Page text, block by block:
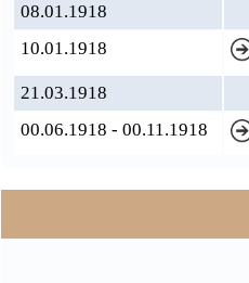
08.01.1918
10.01.1918
21.03.1918
00.06.1918 - 00.11.1918